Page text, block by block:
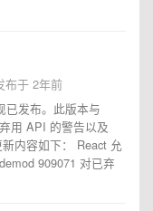
布于 2年前
已发布。此版本与
用 API 的警告以及
内容如下： React 允
909071 对已弃